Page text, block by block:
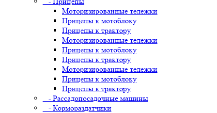
Моторизированные тележки
Прицепы к мотоблоку
Прицепы к трактору
Моторизированные тележки
Прицепы к мотоблоку
Прицепы к трактору
Моторизированные тележки
Прицепы к мотоблоку
Прицепы к трактору
- Рассадопосадочные машины
- Кормораздатчики